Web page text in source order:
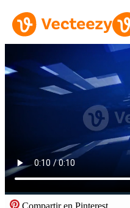
Compartir en Pinterest